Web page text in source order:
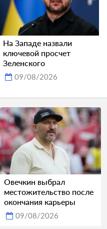
На Западе назвали
ключевой просчет
Зеленского
09/08/2026
Овечкин выбрал
местожительство после
окончания карьеры
09/08/2026